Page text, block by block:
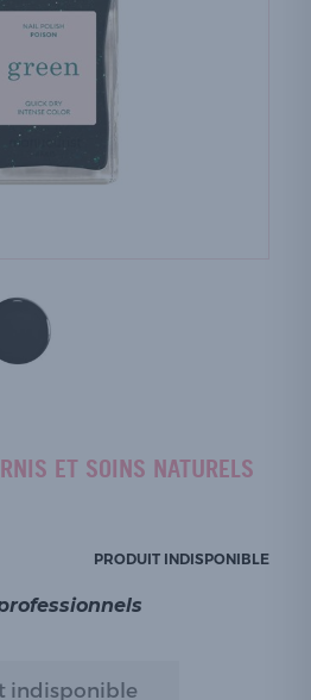
ET SOINS NATURELS
PRODUIT INDISPONIBLE